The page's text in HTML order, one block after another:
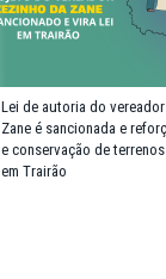
Lei de autoria do
Zane é sancionada e
e conservação de
em Trairão